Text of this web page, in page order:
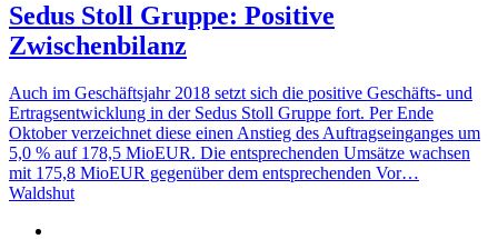
Sedus Stoll Gruppe: Positive
Zwischenbilanz
Auch im Geschäftsjahr 2018 setzt sich die positive Geschäfts- und
Ertragsentwicklung in der Sedus Stoll Gruppe fort. Per Ende
Oktober verzeichnet diese einen Anstieg des Auftragseinganges um
5,0 % auf 178,5 MioEUR. Die entsprechenden Umsätze wachsen
mit 175,8 MioEUR gegenüber dem entsprechenden Vor…
Waldshut